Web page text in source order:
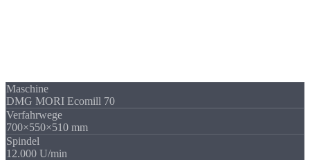
Maschine
DMG MORI Ecomill 70
Verfahrwege
700×550×510 mm
Spindel
12.000 U/min